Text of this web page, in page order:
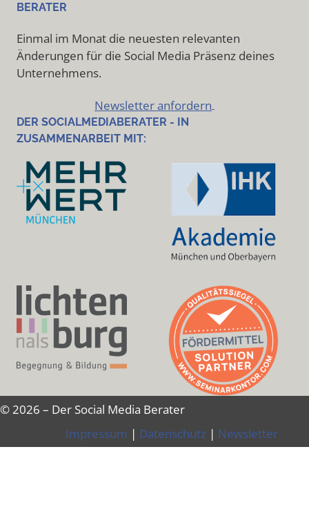
BERATER
Einmal im Monat die neuesten relevanten
Änderungen für die Social Media Präsenz deines
Unternehmens.
Newsletter anfordern
DER SOCIALMEDIABERATER - IN
ZUSAMMENARBEIT MIT:
© 2026 – Der Social Media Berater
Impressum | Datenschutz | Newsletter